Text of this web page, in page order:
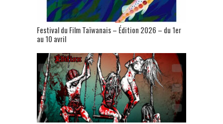
Festival du Film Taïwanais – Édition 2026 – du 1er
au 10 avril